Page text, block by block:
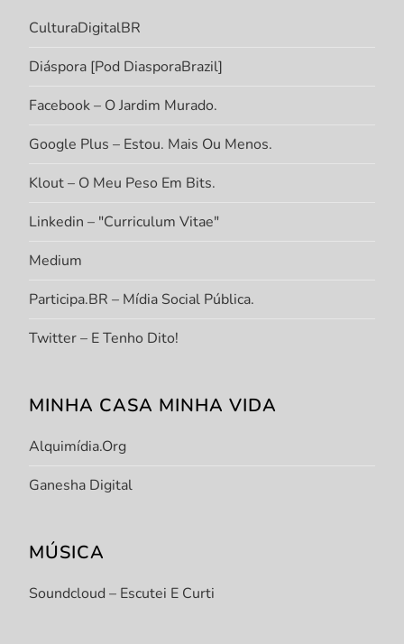
CulturaDigitalBR
Diáspora [Pod DiasporaBrazil]
Facebook – O Jardim Murado.
Google Plus – Estou. Mais Ou Menos.
Klout – O Meu Peso Em Bits.
Linkedin – "Curriculum Vitae"
Medium
Participa.BR – Mídia Social Pública.
Twitter – E Tenho Dito!
MINHA CASA MINHA VIDA
Alquimídia.org
Ganesha Digital
MÚSICA
Soundcloud – Escutei E Curti